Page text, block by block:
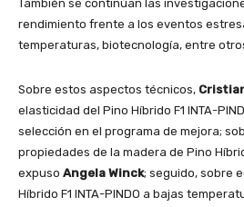
También se continúan las
rendimiento frente a los eventos
temperaturas, biotecnología, entre
Sobre estos aspectos técnicos,
elasticidad del Pino Híbrido F1 INTA-
selección en el programa de mejora;
propiedades de la madera de Pino
expuso Angela Winck; seguido, sobre
Híbrido F1 INTA-PINDO a bajas